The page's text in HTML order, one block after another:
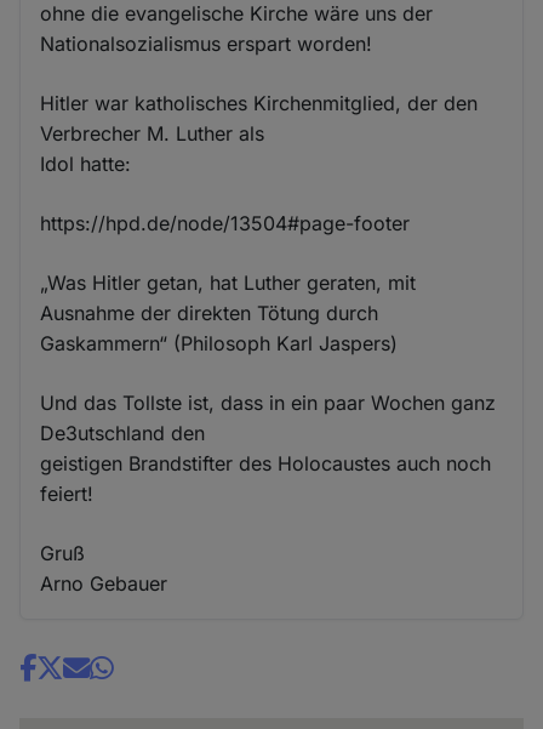
ohne die evangelische Kirche wäre uns der
Nationalsozialismus erspart worden!
Hitler war katholisches Kirchenmitglied, der den
Verbrecher M. Luther als
Idol hatte:
https://hpd.de/node/13504#page-footer
„Was Hitler getan, hat Luther geraten, mit
Ausnahme der direkten Tötung durch
Gaskammern“ (Philosoph Karl Jaspers)
Und das Tollste ist, dass in ein paar Wochen ganz
De3utschland den
geistigen Brandstifter des Holocaustes auch noch
feiert!
Gruß
Arno Gebauer
Share